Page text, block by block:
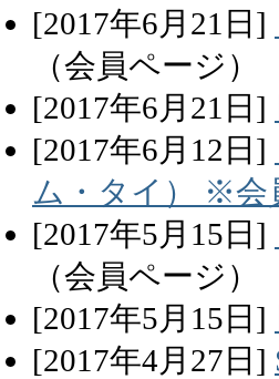
[2017年6月 21 日]
（会員ページ）
[2017年6月 21 日]
[2017年6月 12 日]
ム・タイ） ※会
[2017年5月 15 日]
（会員ページ）
[2017年5月 15 日]
[2017年4月 27 日]